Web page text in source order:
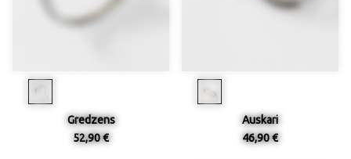
Gredzens
52,90 €
Auskari
46,90 €